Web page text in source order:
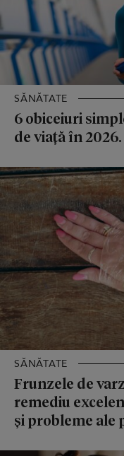
SĂNĂTATE
6 obiceiuri
de viață în
SĂNĂTATE
Frunzele de
remediu
și probleme ale